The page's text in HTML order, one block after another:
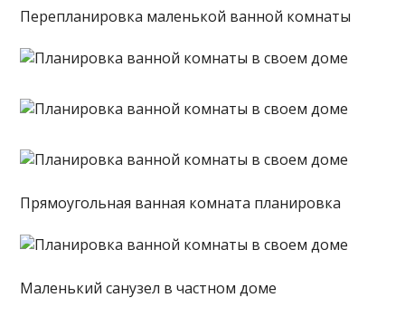
Перепланировка маленькой ванной комнаты
Прямоугольная ванная комната планировка
Маленький санузел в частном доме